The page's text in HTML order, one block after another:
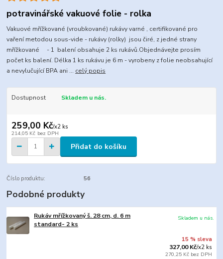
potravinářské vakuové folie - rolka
Vakuové mřížkované (vroubkované) rukávy varné , certifikované pro
vaření metodou sous-vide - rukávy (rolky) jsou čiré, z jedné strany
mřížkované - 1 balení obsahuje 2 ks rukávů.Objednávejte prosím
počet ks balení. Délka 1 ks rukávu je 6 m - vyrobeny z folie neobsahující
a nevylučující BPA ani ... celý popis
Dostupnost Skladem u nás.
259,00 Kč/x2 ks
214,05 Kč bez DPH
Přidat do košíku
Číslo produktu: 56
Podobné produkty
Rukáv mřížkovaný š. 28 cm, d. 6 m
standard- 2 ks
15 % sleva
327,00 Kč/x2 ks
270,25 Kč bez DPH
Skladem u nás.